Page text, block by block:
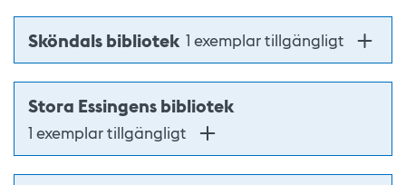
Sköndals bibliotek 1 exemplar tillgängligt
Stora Essingens bibliotek
1 exemplar tillgängligt